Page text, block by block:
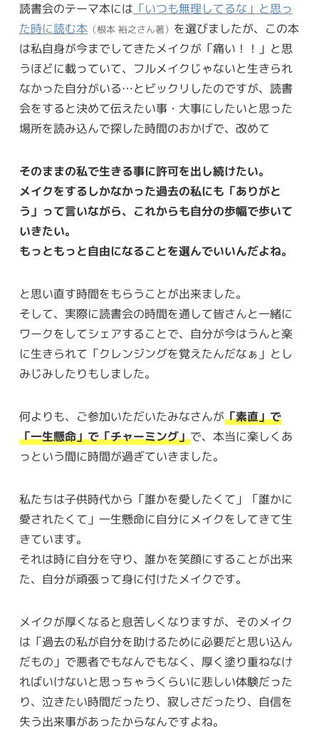
読書会のテーマ本には 「いつも無理してるな」と思っ
た時に読む本（根本 裕之さん著） を選びましたが、この本
は私自身が今までしてきたメイクが「痛い！！」と思
うほどに載っていて、フルメイクじゃないと生きられ
なかった自分がいる…とビックリしたのですが、読書
会をすると決めて伝えたい事・大事にしたいと思った
場所を読み込んで探した時間のおかげで、改めて
そのままの私で生きる事に許可を出し続けたい。
メイクをするしかなかった過去の私にも「ありがと
う」って言いながら、これからも自分の歩幅で歩いて
いきたい。
もっともっと自由になることを選んでいいんだよね。
と思い直す時間をもらうことが出来ました。
そして、実際に読書会の時間を通して皆さんと一緒に
ワークをしてシェアすることで、自分が今はうんと楽
に生きられて「クレンジングを覚えたんだなぁ」とし
みじみしたりもしました。
何よりも、ご参加いただいたみなさんが「素直」で
「一生懸命」で「チャーミング」で、本当に楽しくあ
っという間に時間が過ぎていきました。
私たちは子供時代から「誰かを愛したくて」「誰かに
愛されたくて」一生懸命に自分にメイクをしてきて生
きています。
それは時に自分を守り、誰かを笑顔にすることが出来
た、自分が頑張って身に付けたメイクです。
メイクが厚くなると息苦しくなりますが、そのメイク
は「過去の私が自分を助けるために必要だと思い込ん
だもの」で悪者でもなんでもなく、厚く塗り重ねなけ
ればいけないと思っちゃうくらいに悲しい体験だった
り、泣きたい時間だったり、寂しさだったり、自信を
失う出来事があったからなんですよね。